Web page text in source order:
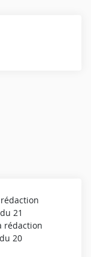
du 21
rédaction
du 20